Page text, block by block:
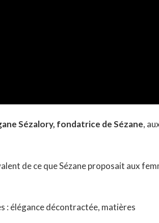
Sézalory, fondatrice de Sézane,
de ce que Sézane proposait aux
: élégance décontractée, matières